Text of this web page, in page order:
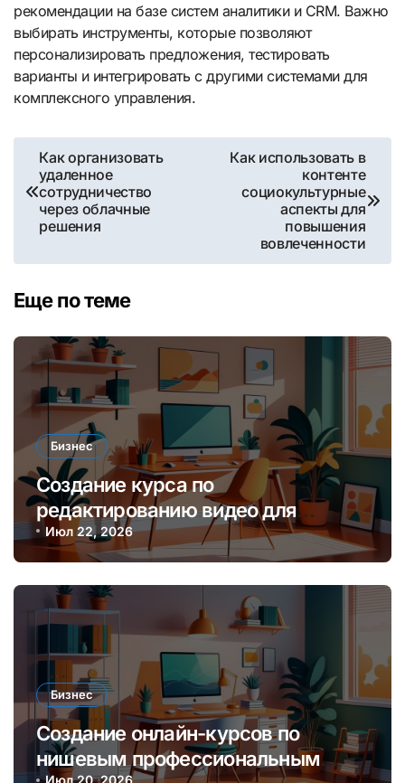
рекомендации на базе систем аналитики и CRM. Важно
выбирать инструменты, которые позволяют
персонализировать предложения, тестировать
варианты и интегрировать с другими системами для
комплексного управления.
Навигация
по
записям
Как организовать
удаленное
сотрудничество
через облачные
решения
Как использовать в
контенте
социокультурные
аспекты для
повышения
вовлеченности
Еще по теме
Бизнес
Создание курса по
редактированию видео для
начинающих блогеров и платформ
онлайн-обучения
Июл 22, 2026
Бизнес
Создание онлайн-курсов по
нишевым профессиональным